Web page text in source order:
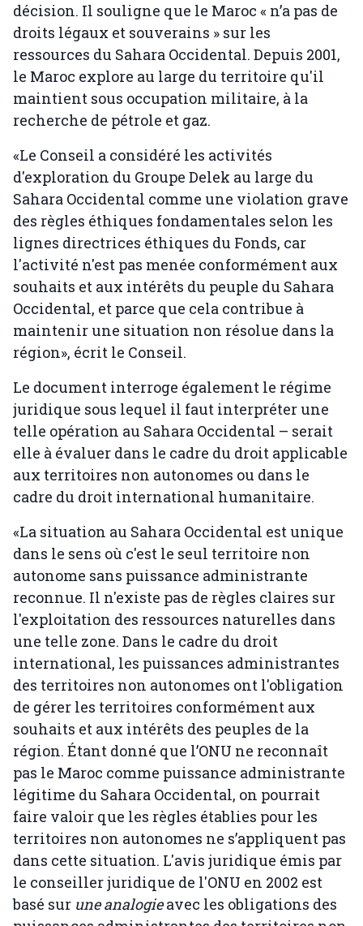
décision. Il souligne que le Maroc « n’a pas de
droits légaux et souverains » sur les
ressources du Sahara Occidental. Depuis 2001,
le Maroc explore au large du territoire qu'il
maintient sous occupation militaire, à la
recherche de pétrole et gaz.
«Le Conseil a considéré les activités
d'exploration du Groupe Delek au large du
Sahara Occidental comme une violation grave
des règles éthiques fondamentales selon les
lignes directrices éthiques du Fonds, car
l'activité n'est pas menée conformément aux
souhaits et aux intérêts du peuple du Sahara
Occidental, et parce que cela contribue à
maintenir une situation non résolue dans la
région», écrit le Conseil.
Le document interroge également le régime
juridique sous lequel il faut interpréter une
telle opération au Sahara Occidental – serait
elle à évaluer dans le cadre du droit applicable
aux territoires non autonomes ou dans le
cadre du droit international humanitaire.
«La situation au Sahara Occidental est unique
dans le sens où c'est le seul territoire non
autonome sans puissance administrante
reconnue. Il n'existe pas de règles claires sur
l'exploitation des ressources naturelles dans
une telle zone. Dans le cadre du droit
international, les puissances administrantes
des territoires non autonomes ont l'obligation
de gérer les territoires conformément aux
souhaits et aux intérêts des peuples de la
région. Étant donné que l’ONU ne reconnaît
pas le Maroc comme puissance administrante
légitime du Sahara Occidental, on pourrait
faire valoir que les règles établies pour les
territoires non autonomes ne s’appliquent pas
dans cette situation. L'avis juridique émis par
le conseiller juridique de l'ONU en 2002 est
basé sur une analogieavec les obligations des